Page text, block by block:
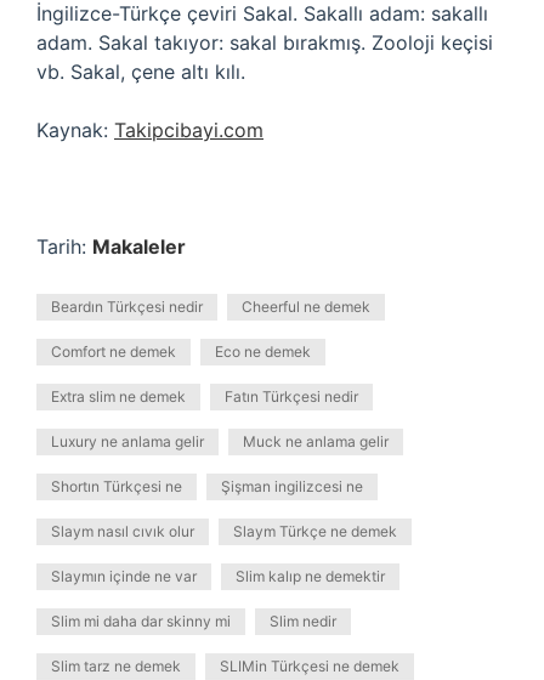
İngilizce-Türkçe çeviri Sakal. Sakallı adam: sakallı
adam. Sakal takıyor: sakal bırakmış. Zooloji keçisi
vb. Sakal, çene altı kılı.
Kaynak: Takipcibayi.com
Tarih: Makaleler
Beardın Türkçesi nedir Cheerful ne demek
Comfort ne demek Eco ne demek
Extra slim ne demek Fatın Türkçesi nedir
Luxury ne anlama gelir Muck ne anlama gelir
Shortın Türkçesi ne Şişman ingilizcesi ne
Slaym nasıl cıvık olur Slaym Türkçe ne demek
Slaymın içinde ne var Slim kalıp ne demektir
Slim mi daha dar skinny mi Slim nedir
Slim tarz ne demek SLIMin Türkçesi ne demek